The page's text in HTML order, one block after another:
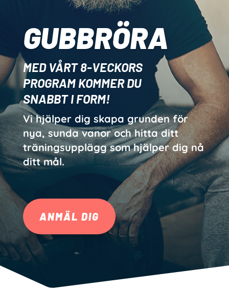
GUBBRÖRA
MED VÅRT 8-VECKORS
PROGRAM KOMMER DU
SNABBT I FORM!
Vi hjälper dig skapa grunden för
nya, sunda vanor och hitta ditt
träningsupplägg som hjälper dig nå
ditt mål.
ANMÄL DIG